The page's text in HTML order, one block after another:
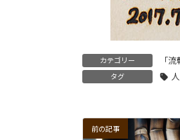
カテゴリー 「
タグ
前の記事